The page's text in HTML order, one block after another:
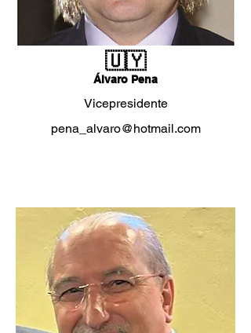
🇺🇾
Álvaro Pena
Vicepresidente
pena_alvaro@hotmail.com